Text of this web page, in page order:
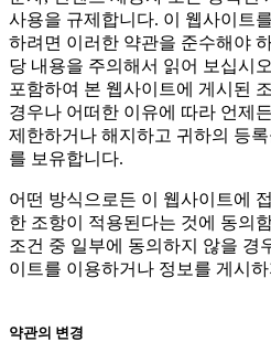
사용을 규제합니다. 이 웹사이트
하려면 이러한 약관을 준수해야
당 내용을 주의해서 읽어 보십시
포함하여 본 웹사이트에 게시된
경우나 어떠한 이유에 따라 언제
제한하거나 해지하고 귀하의 등
를 보유합니다.
어떤 방식으로든 이 웹사이트에
한 조항이 적용된다는 것에 동의
조건 중 일부에 동의하지 않을 경
이트를 이용하거나 정보를 게시
약관의 변경